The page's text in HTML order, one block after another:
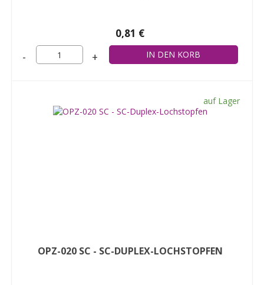
0,81 €
- +
auf Lager
OPZ-020 SC - SC-DUPLEX-LOCHSTOPFEN